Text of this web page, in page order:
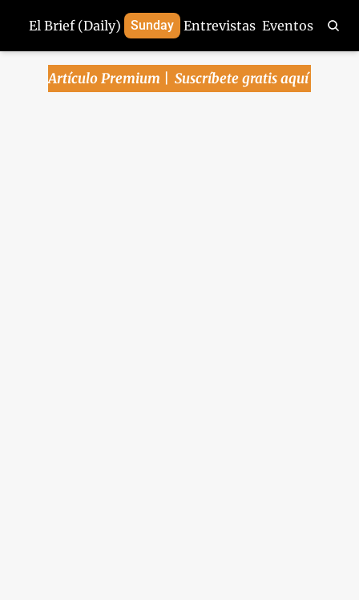
El Brief (Daily) Sunday Entrevistas Eventos
Artículo Premium | Suscríbete gratis aquí